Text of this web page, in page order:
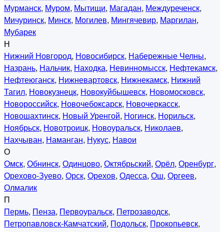
Мурманск, Муром, Мытищи, Магадан, Междуреченск,
Мичуринск, Минск, Могилев, Мингячевир, Маргилан,
Мубарек
Н
Нижний Новгород, Новосибирск, Набережные Челны,
Назрань, Нальчик, Находка, Невинномысск, Нефтекамск,
Нефтеюганск, Нижневартовск, Нижнекамск, Нижний
Тагил, Новокузнецк, Новокуйбышевск, Новомосковск,
Новороссийск, Новочебоксарск, Новочеркасск,
Новошахтинск, Новый Уренгой, Ногинск, Норильск,
Ноябрьск, Новотроицк, Новоуральск, Николаев,
Нахчыван, Наманган, Нукус, Навои
О
Омск, Обнинск, Одинцово, Октябрьский, Орёл, Оренбург,
Орехово-Зуево, Орск, Орехов, Одесса, Ош, Оргеев,
Олмалик
П
Пермь, Пенза, Первоуральск, Петрозаводск,
Петропавловск-Камчатский, Подольск, Прокопьевск,